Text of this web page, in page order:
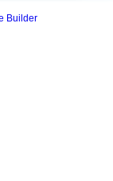
Builder